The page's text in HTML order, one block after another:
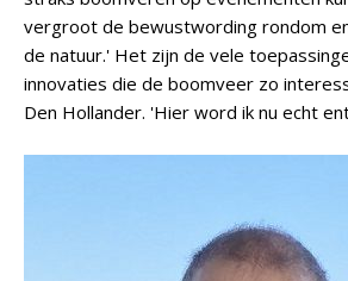
vergroot de bewustwording rondom
de natuur.' Het zijn de vele
innovaties die de boomveer zo
Den Hollander. 'Hier word ik nu echt